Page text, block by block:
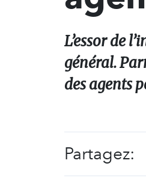
L’essor de
général.
des agents
Partagez: